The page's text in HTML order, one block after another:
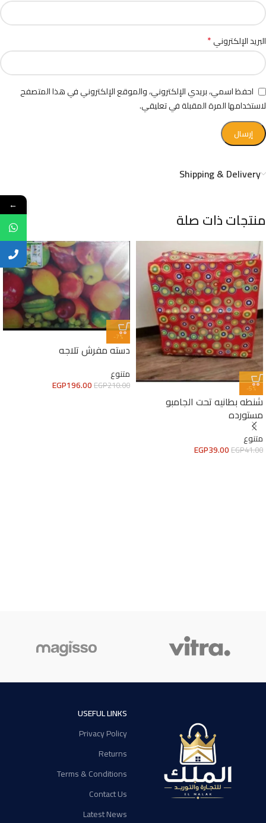
البريد الإلكتروني*
احفظ اسمي، بريدي الإلكتروني، والموقع الإلكتروني في هذا المتصفح
لاستخدامها المرة المقبلة في تعليقي.
Shipping & Delivery
منتجات ذات صلة
-5%
شنطه بطانيه تحت الجامبو
مستورده
متنوع
EGP41.00
EGP39.00
-7%
دسته مفرش تلاجه
متنوع
EGP210.00
EGP196.00
USEFUL LINKS
Privacy Policy
Returns
Terms & Conditions
Contact Us
Latest News
←